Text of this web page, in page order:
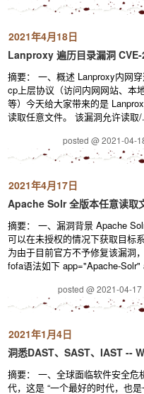
2021年4月18日
Lanproxy 遍历目录漏洞
摘要： 一、概述 Lanproxy内网
cp上层协议（访问内网网站、本
等）今天给大家带来的是
读取任意文件。 该漏洞允许读取
posted @ 2021-04-
2021年4月17日
Apache Solr 全版本任意读取
摘要： 一、漏洞背景 Apache
可以在未授权的情况下获取目标
为由于目前官方不予修复该漏洞
fofa语法如下 app="Apache-
posted @ 2021-04-17
2021年1月4日
洞悉DAST、SAST、IAST --
摘要： 一、全球面临软件安全
代，这是 “一个最好的时代，也